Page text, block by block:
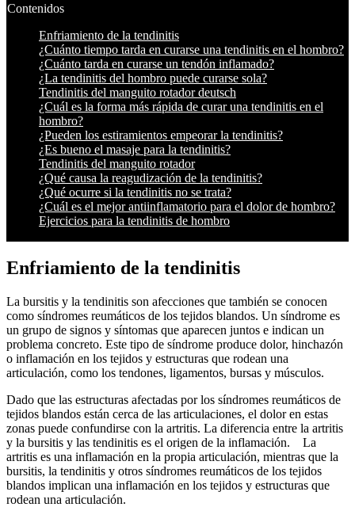
Contenidos
Enfriamiento de la tendinitis
¿Cuánto tiempo tarda en curarse una tendinitis en el hombro?
¿Cuánto tarda en curarse un tendón inflamado?
¿La tendinitis del hombro puede curarse sola?
Tendinitis del manguito rotador deutsch
¿Cuál es la forma más rápida de curar una tendinitis en el
hombro?
¿Pueden los estiramientos empeorar la tendinitis?
¿Es bueno el masaje para la tendinitis?
Tendinitis del manguito rotador
¿Qué causa la reagudización de la tendinitis?
¿Qué ocurre si la tendinitis no se trata?
¿Cuál es el mejor antiinflamatorio para el dolor de hombro?
Ejercicios para la tendinitis de hombro
Enfriamiento de la tendinitis
La bursitis y la tendinitis son afecciones que también se conocen
como síndromes reumáticos de los tejidos blandos. Un síndrome es
un grupo de signos y síntomas que aparecen juntos e indican un
problema concreto. Este tipo de síndrome produce dolor, hinchazón
o inflamación en los tejidos y estructuras que rodean una
articulación, como los tendones, ligamentos, bursas y músculos.
Dado que las estructuras afectadas por los síndromes reumáticos de
tejidos blandos están cerca de las articulaciones, el dolor en estas
zonas puede confundirse con la artritis. La diferencia entre la artritis
y la bursitis y las tendinitis es el origen de la inflamación. La
artritis es una inflamación en la propia articulación, mientras que la
bursitis, la tendinitis y otros síndromes reumáticos de los tejidos
blandos implican una inflamación en los tejidos y estructuras que
rodean una articulación.